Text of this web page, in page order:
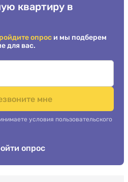
квартиру в
опрос и мы подберем
для вас.
мне
условия пользовательского
опрос